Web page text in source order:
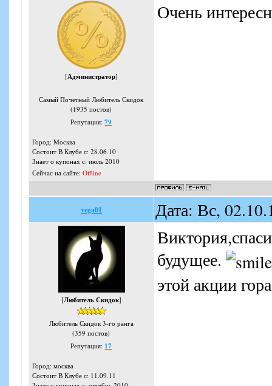
[Администратор]
Самый Почетный Любитель Скидок
(1935 постов)
Репутация:79
Город: Москва
Состоит В Клубе с: 28.06.10
Знает о купонах с: июль 2010
Сейчас на сайте: Offline
Очень
vega01 Дата: Вс,
[Любитель Скидок]
Любитель Скидок 3-го ранга
(359 постов)
Репутация: 17
Город: москва
Состоит В Клубе с: 11.09.11
будущее.
этой акции